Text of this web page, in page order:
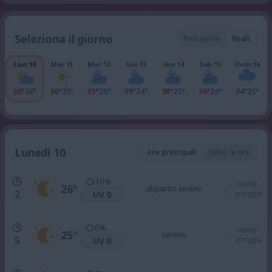
Seleziona il giorno Reali
Lun 10
36°24°
Mar 11
36°25°
Mer 12
39°25°
Gio 13
39°24°
Ven 14
38°25°
Sab 15
36°24°
Dom 16
34°25°
Lunedì 10 ore principali
2 26°
10%
UV 0
alquanto sereno
niente
pioggia
5 25°
0%
UV 0
sereno
niente
pioggia